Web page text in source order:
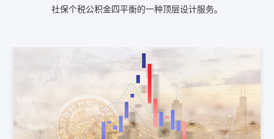
社保个税公积金四平衡的一种顶层设计服务。